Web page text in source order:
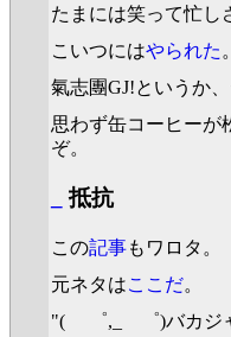
たまには笑って忙し
こいつにはやられた 。
氣志團GJ!というか
思わず缶コーヒーが
ぞ。
抵抗
この記事もワロタ。
元ネタはここだ。
"( ゜,_ゝ゜)バカジ